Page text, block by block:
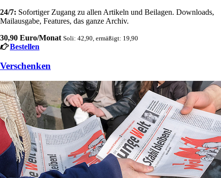
24/7: Sofortiger Zugang zu allen Artikeln und Beilagen. Downloads,
Mailausgabe, Features, das ganze Archiv.
30,90 Euro/Monat Soli: 42,90, ermäßigt: 19,90
Bestellen
Verschenken